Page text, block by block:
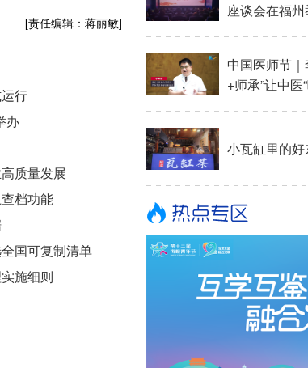
[责任编辑：蒋丽敏]
行
办
质量发展
档功能
国可复制清单
施细则
座谈会在福
中国医师节
+师承”让中医
小瓦缸里的